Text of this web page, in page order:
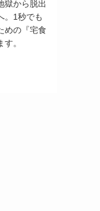
獄から脱出
。1秒でも
めの『宅食
。